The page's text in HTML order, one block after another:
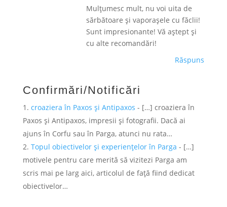
Mulțumesc mult, nu voi uita de
sărbătoare și vaporașele cu făclii!
Sunt impresionante! Vă aștept și
cu alte recomandări!
Răspuns
Confirmări/Notificări
croaziera în Paxos și Antipaxos - […] croaziera în
Paxos și Antipaxos, impresii și fotografii. Dacă ai
ajuns în Corfu sau în Parga, atunci nu rata…
Topul obiectivelor și experiențelor în Parga - […]
motivele pentru care merită să vizitezi Parga am
scris mai pe larg aici, articolul de față fiind dedicat
obiectivelor…